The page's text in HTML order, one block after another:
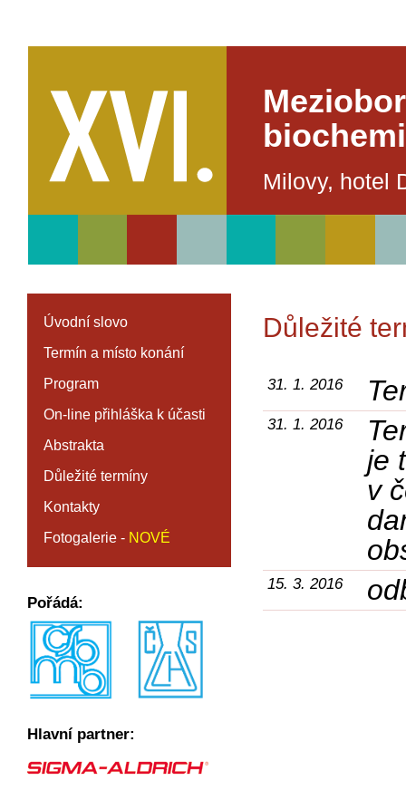
Milovy, hotel
Úvodní slovo
Termín a místo konání
Program
On-line přihláška k účasti
Abstrakta
Důležité termíny
Kontakty
Fotogalerie - NOVÉ
Pořádá:
Hlavní partner:
Důležité
31. 1. 2016
31. 1. 2016
je
v
15. 3. 2016